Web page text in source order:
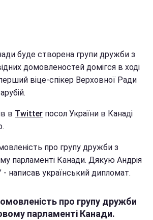
буде створена групи дружби з
домовленостей домігся в ході
віце-спікер Верховної Ради
в Twitter посол України в Канаді
про групу дружби з
парламенті Канади. Дякую Андрія
- написав український дипломат.
про групу дружби
парламенті Канади.